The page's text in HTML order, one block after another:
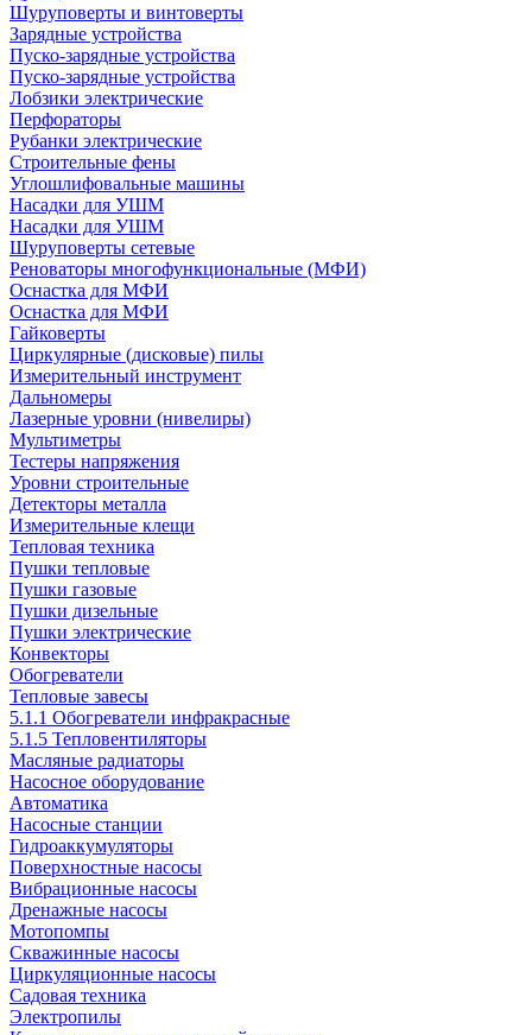
Шуруповерты и винтоверты
Зарядные устройства
Пуско-зарядные устройства
Пуско-зарядные устройства
Лобзики электрические
Перфораторы
Рубанки электрические
Строительные фены
Углошлифовальные машины
Насадки для УШМ
Насадки для УШМ
Шуруповерты сетевые
Реноваторы многофункциональные (МФИ)
Оснастка для МФИ
Оснастка для МФИ
Гайковерты
Циркулярные (дисковые) пилы
Измерительный инструмент
Дальномеры
Лазерные уровни (нивелиры)
Мультиметры
Тестеры напряжения
Уровни строительные
Детекторы металла
Измерительные клещи
Тепловая техника
Пушки тепловые
Пушки газовые
Пушки дизельные
Пушки электрические
Конвекторы
Обогреватели
Тепловые завесы
5.1.1 Обогреватели инфракрасные
5.1.5 Тепловентиляторы
Масляные радиаторы
Насосное оборудование
Автоматика
Насосные станции
Гидроаккумуляторы
Поверхностные насосы
Вибрационные насосы
Дренажные насосы
Мотопомпы
Скважинные насосы
Циркуляционные насосы
Садовая техника
Электропилы